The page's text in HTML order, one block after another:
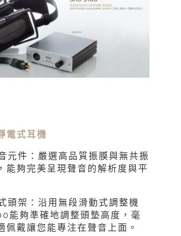
式耳機
元件：嚴選高品質振膜與無共振
能夠完美呈現聲音的解析度與平
頭架：沿用無段滑動式調整機
能夠準確地調整頭墊高度，毫
佩戴讓您能專注在聲音上面。